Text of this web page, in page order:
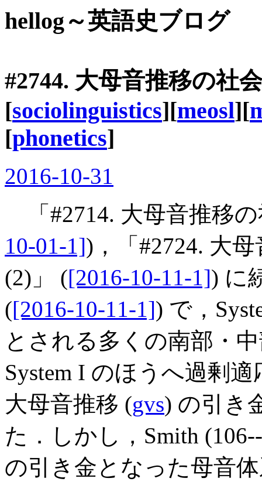
hellog～英語史ブログ
#2744. 大母音推移の社
[sociolinguistics][meosl][
[phonetics]
2016-10-31
「#2714. 大母音推移
10-01-1])，「#2724. 大
(2)」 ([2016-10-11-1]) に
([2016-10-11-1]) で，
とされる多くの南部・
System I のほうへ過剰
大母音推移 (gvs) の引き
た．しかし，Smith
の引き金となった母音